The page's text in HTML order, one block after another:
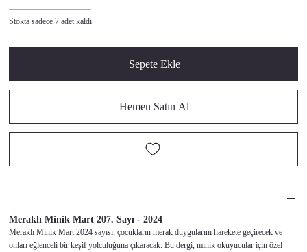
Stokta sadece 7 adet kaldı
Sepete Ekle
Hemen Satın Al
Meraklı Minik Mart 207. Sayı - 2024
Meraklı Minik Mart 2024 sayısı, çocukların merak duygularını harekete geçirecek ve
onları eğlenceli bir keşif yolculuğuna çıkaracak. Bu dergi, minik okuyucular için özel